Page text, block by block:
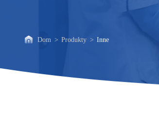
Dom > Produkty > Inne